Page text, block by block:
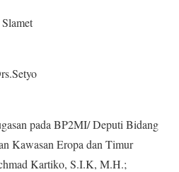
pada BP2MI/ Deputi Bidang
Kawasan Eropa dan Timur
Kartiko, S.I.K, M.H.;